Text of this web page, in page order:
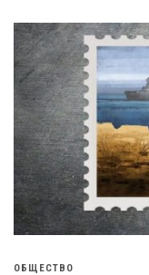
ОБЩЕСТВО